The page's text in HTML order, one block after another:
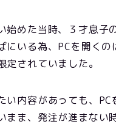
始めた当時、３才息子
にいる為、PCを開くの
定されていました。
い内容があっても、PC
まま、発注が進まない